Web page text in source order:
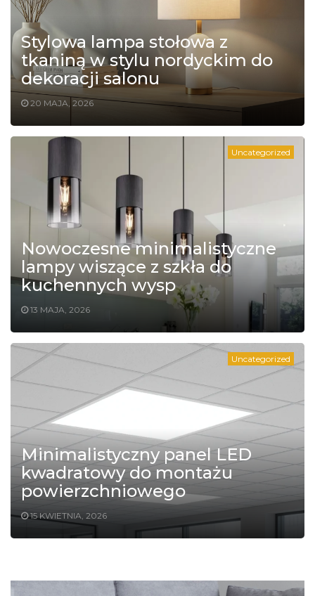
Stylowa lampa stołowa z
tkaniną w stylu nordyckim do
dekoracji salonu
20 MAJA, 2026
Uncategorized
Nowoczesne minimalistyczne
lampy wiszące z szkła do
kuchennych wysp
13 MAJA, 2026
Uncategorized
Minimalistyczny panel LED
kwadratowy do montażu
powierzchniowego
15 KWIETNIA, 2026